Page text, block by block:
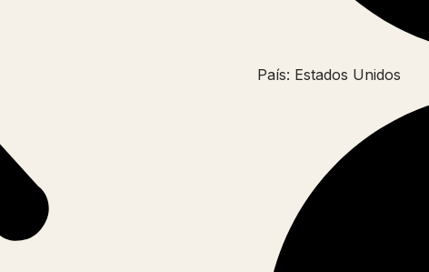
País: Estados Unidos